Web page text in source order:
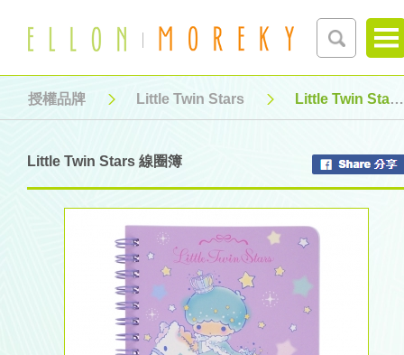
授權品牌 Little Twin Stars Little Twin Stars 線圈簿
Little Twin Stars 線圈簿